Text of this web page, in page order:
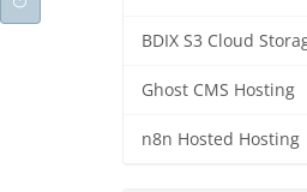
BDIX S3 Cloud
Ghost CMS Hosting
n8n Hosted Hosting